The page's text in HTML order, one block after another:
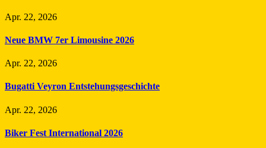
Apr. 22, 2026
Neue BMW 7er Limousine 2026
Apr. 22, 2026
Bugatti Veyron Entstehungsgeschichte
Apr. 22, 2026
Biker Fest International 2026